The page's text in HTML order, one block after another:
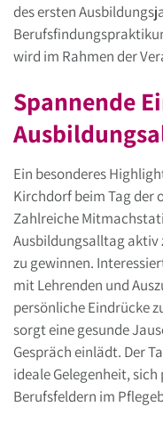
des ersten
wird im Rahmen der
Spannende
Ein besonderes
Kirchdorf beim Tag der
Zahlreiche
Ausbildungsalltag aktiv
zu gewinnen.
mit Lehrenden und
persönliche Eindrücke
sorgt eine gesunde
Gespräch einlädt. Der
ideale Gelegenheit,
Berufsfeldern im